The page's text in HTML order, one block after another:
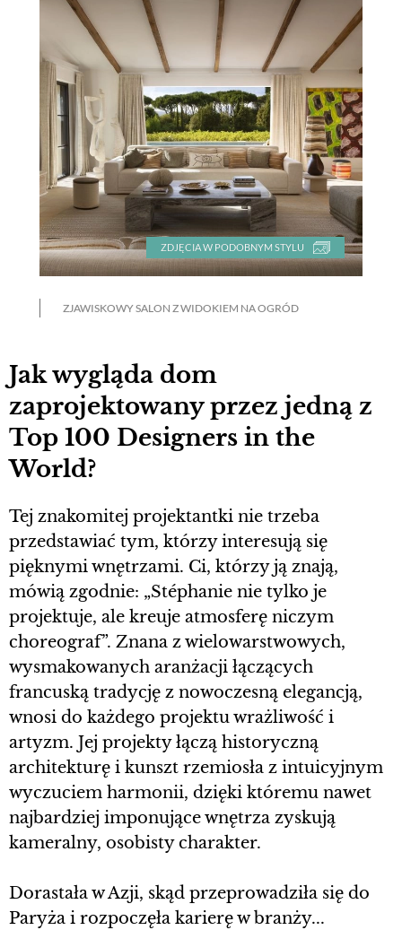
ZDJĘCIA W PODOBNYM STYLU
ZJAWISKOWY SALON Z WIDOKIEM NA OGRÓD
Jak wygląda dom
zaprojektowany przez jedną z
Top 100 Designers in the
World?
Tej znakomitej projektantki nie trzeba
przedstawiać tym, którzy interesują się
pięknymi wnętrzami. Ci, którzy ją znają,
mówią zgodnie: „Stéphanie nie tylko je
projektuje, ale kreuje atmosferę niczym
choreograf”. Znana z wielowarstwowych,
wysmakowanych aranżacji łączących
francuską tradycję z nowoczesną elegancją,
wnosi do każdego projektu wrażliwość i
artyzm. Jej projekty łączą historyczną
architekturę i kunszt rzemiosła z intuicyjnym
wyczuciem harmonii, dzięki któremu nawet
najbardziej imponujące wnętrza zyskują
kameralny, osobisty charakter.
Dorastała w Azji, skąd przeprowadziła się do
Paryża i rozpoczęła karierę w branży...